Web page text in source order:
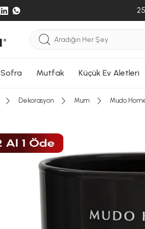
Sofra Mutfak Küçük Ev Aletleri
Sepete
Dekorasyon Mum Mudo